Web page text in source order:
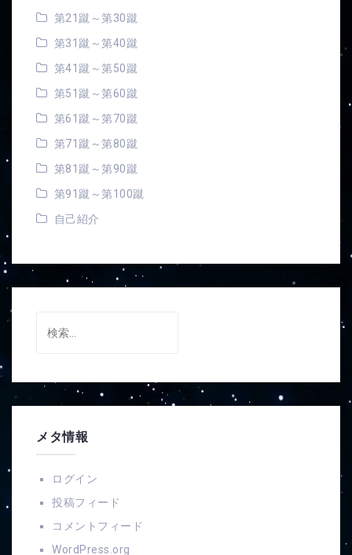
第21蹴～第30蹴
第31蹴～第40蹴
第41蹴～第50蹴
第51蹴～第60蹴
第61蹴～第70蹴
第71蹴～第80蹴
第81蹴～第90蹴
第91蹴～第100蹴
自己紹介
索:
メタ情報
ログイン
投稿フィード
コメントフィード
WordPress.org